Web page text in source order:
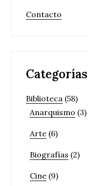
Contacto
Categorías
Biblioteca (58)
Anarquismo (3)
Arte (6)
Biografías (2)
Cine (9)